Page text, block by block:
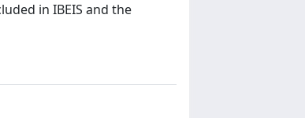
in IBEIS and the